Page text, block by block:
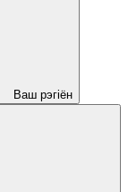
Ваш рэгіён